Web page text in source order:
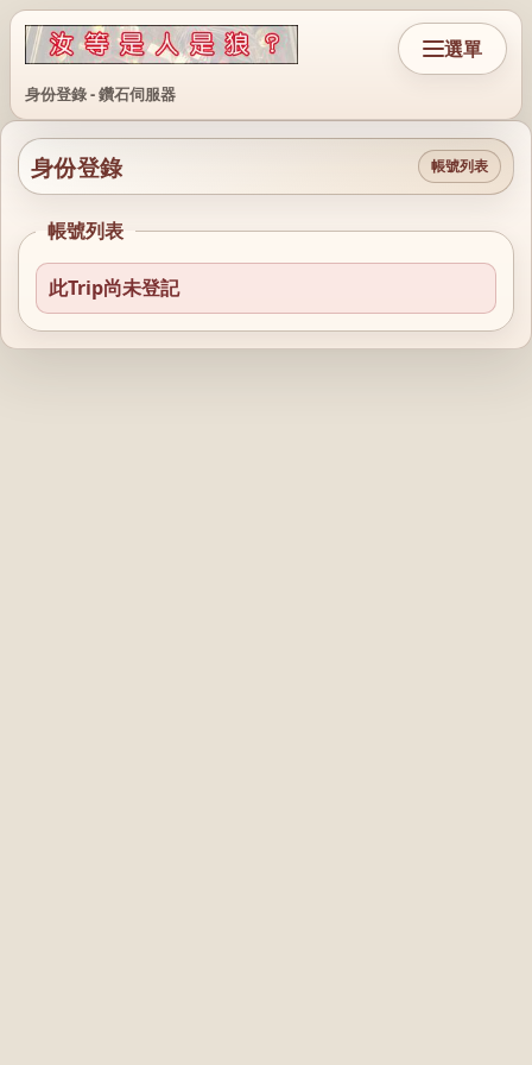
身份登錄 - 鑽石伺服器
選單
身份登錄 帳號列表
帳號列表
此Trip尚未登記